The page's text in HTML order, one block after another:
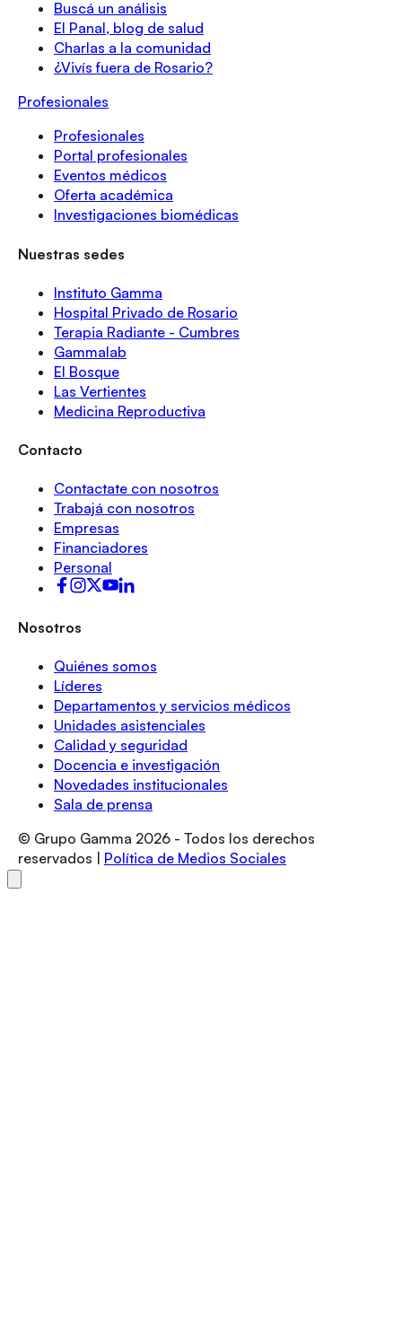
Buscá un análisis
El Panal, blog de salud
Charlas a la comunidad
¿Vivís fuera de Rosario?
Profesionales
Profesionales
Portal profesionales
Eventos médicos
Oferta académica
Investigaciones biomédicas
Nuestras sedes
Instituto Gamma
Hospital Privado de Rosario
Terapia Radiante - Cumbres
Gammalab
El Bosque
Las Vertientes
Medicina Reproductiva
Contacto
Contactate con nosotros
Trabajá con nosotros
Empresas
Financiadores
Personal
Nosotros
Quiénes somos
Líderes
Departamentos y servicios médicos
Unidades asistenciales
Calidad y seguridad
Docencia e investigación
Novedades institucionales
Sala de prensa
© Grupo Gamma 2026 - Todos los derechos
reservados | Política de Medios Sociales